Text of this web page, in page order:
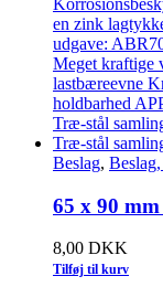
Beslag,
65 x 90
8,00 DKK
Tilføj til kurv